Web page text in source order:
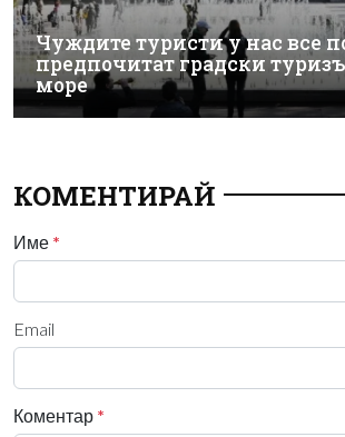
Чуждите туристи у нас все
предпочитат градски
море
КОМЕНТИРАЙ
Име *
Email
Коментар *